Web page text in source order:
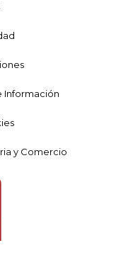
Información
y Comercio